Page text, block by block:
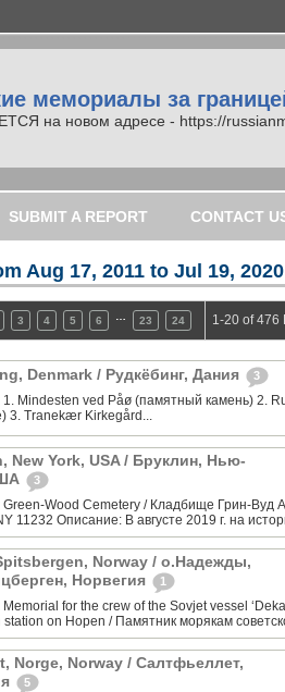
мемориалы за
на новом адресе - https://
SUBMIT A REPORT CONTACT
Aug 17, 2011 to Jul 19, 2020
3 4 5 6 23 24 1-20 of 476
Denmark / Рудкёбинг, Дания 3
1. Mindesten ved Påø (памятный камень) 2.
3. Tranekær Kirkegård...
New York, USA / Бруклин, Нью-
3
Green-Wood Cemetery / Кладбище Грин-Вуд
11232 Описание: В августе 2019 г. на
Norway / о.Надежды,
Норвегия
1
for the crew of the Sovjet vessel
station on Hopen / Памятник морякам
Norge, Norway / Салтфьеллет,
5